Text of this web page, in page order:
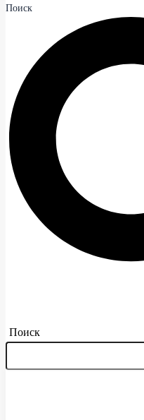
Поиск
Поиск